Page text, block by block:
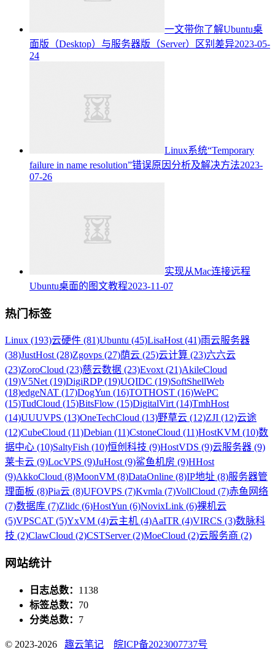
一文带你了解Ubuntu桌
面版（Desktop）与服务器版（Server）区别差异2023-05-
24
Linux系统“Temporary
failure in name resolution”错误原因分析及解决方法2023-
07-26
实现从Mac连接远程
Ubuntu桌面的图文教程2023-11-07
热门标签
Linux (193)云硬件 (81)Ubuntu (45)LisaHost (41)雨云服务器
(38)JustHost (28)Zgovps (27)荫云 (25)云计算 (23)六六云
(23)ZoroCloud (23)慈云数据 (23)Evoxt (21)AkileCloud
(19)V5Net (19)DigiRDP (19)UQIDC (19)SoftShellWeb
(18)edgeNAT (17)DogYun (16)TOTHOST (16)WePC
(15)TudCloud (15)BitsFlow (15)DigitalVirt (14)TmhHost
(14)UUUVPS (13)OneTechCloud (13)野草云 (12)ZJI (12)云途
(12)CubeCloud (11)Debian (11)CstoneCloud (11)HostKVM (10)数
据中心 (10)SaltyFish (10)恒创科技 (9)HostVDS (9)云服务器 (9)
莱卡云 (9)LocVPS (9)JuHost (9)鲨鱼机房 (9)HHost
(9)AkkoCloud (8)MoonVM (8)DataOnline (8)IP地址 (8)服务器管
理面板 (8)Pia云 (8)UFOVPS (7)Kvmla (7)VollCloud (7)赤鱼网络
(7)数据库 (7)Zlidc (6)HostYun (6)NovixLink (6)裸机云
(5)VPSCAT (5)YxVM (4)云主机 (4)AaITR (4)VIRCS (3)数脉科
技 (2)ClawCloud (2)CSTServer (2)MoeCloud (2)云服务商 (2)
网站统计
日志总数： 1138
标签总数： 70
分类总数： 7
© 2023-2026 趣云笔记 皖ICP备2023007737号